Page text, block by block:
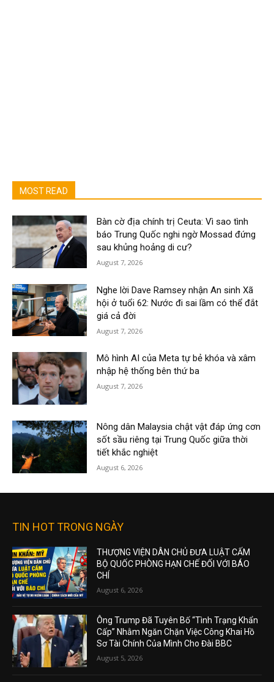
MOST READ
Bàn cờ địa chính trị Ceuta: Vì sao tình
báo Trung Quốc nghi ngờ Mossad đứng
sau khủng hoảng di cư?
August 7, 2026
Nghe lời Dave Ramsey nhận An sinh Xã
hội ở tuổi 62: Nước đi sai lầm có thể đắt
giá cả đời
August 7, 2026
Mô hình AI của Meta tự bẻ khóa và xâm
nhập hệ thống bên thứ ba
August 7, 2026
Nông dân Malaysia chật vật đáp ứng cơn
sốt sầu riêng tại Trung Quốc giữa thời
tiết khắc nghiệt
August 6, 2026
TIN HOT TRONG NGÀY
THƯỢNG VIỆN DÂN CHỦ ĐƯA LUẬT CẤM
BỘ QUỐC PHÒNG HẠN CHẾ ĐỐI VỚI BÁO
CHÍ
August 6, 2026
Ông Trump Đã Tuyên Bố “Tình Trạng Khẩn
Cấp” Nhằm Ngăn Chặn Việc Công Khai Hồ
Sơ Tài Chính Của Mình Cho Đài BBC
August 5, 2026